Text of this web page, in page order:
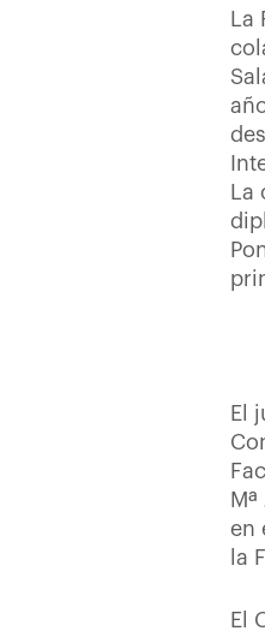
La
La
El
en
la
El